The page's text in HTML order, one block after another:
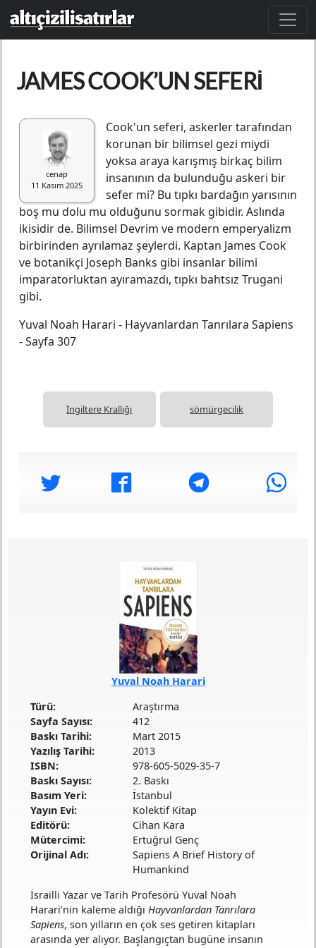
Ana içeriğe atla
JAMES COOK’UN SEFERI
cenap
11 Kasım 2025
Cook'un seferi, askerler tarafından
korunan bir bilimsel gezi miydi
yoksa araya karışmış birkaç bilim
insanının da bulunduğu askeri bir
sefer mi? Bu tıpkı bardağın yarısının
boş mu dolu mu olduğunu sormak gibidir. Aslında
ikisidir de. Bilimsel Devrim ve modern emperyalizm
birbirinden ayrılamaz şeylerdi. Kaptan James Cook
ve botanikçi Joseph Banks gibi insanlar bilimi
imparatorluktan ayıramazdı, tıpkı bahtsız Trugani
gibi.
Yuval Noah Harari - Hayvanlardan Tanrılara Sapiens
-Sayfa 307
İngiltere Krallığı sömürgecilik
Yuval Noah Harari
Türü
Araştırma
Sayfa Sayısı
412
Baskı Tarihi
Mart 2015
Yazılış Tarihi
2013
ISBN
978-605-5029-35-7
Baskı Sayısı
2. Baskı
Basım Yeri
İstanbul
Yayın Evi
Kolektif Kitap
Editörü
Cihan Kara
Mütercimi
Ertuğrul Genç
Orijinal Adı
Sapiens A Brief History of
Humankind
İsrailli Yazar ve Tarih Profesörü Yuval Noah
Harari’nin kaleme aldığı Hayvanlardan Tanrılara
Sapiens, son yılların en çok ses getiren kitapları
arasında yer alıyor. Başlangıçtan bugüne insanın